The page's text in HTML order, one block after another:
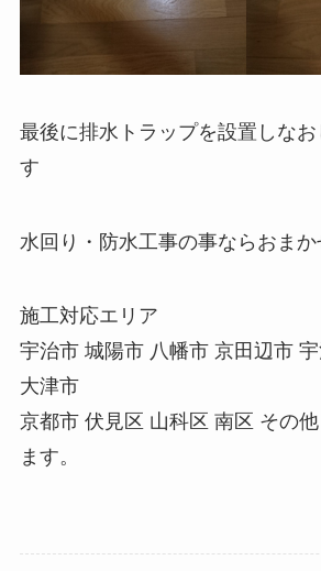
最後に排水トラップを設置しな
す
水回り・防水工事の事ならおまか
施工対応エリア
宇治市 城陽市 八幡市 京田辺市 宇
大津市
京都市 伏見区 山科区 南区 その
ます。